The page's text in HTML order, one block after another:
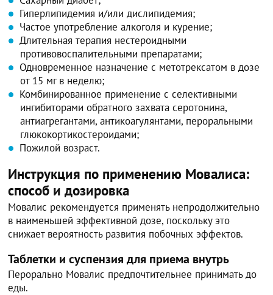
Гиперлипидемия и/или дислипидемия;
Частое употребление алкоголя и курение;
Длительная терапия нестероидными
противовоспалительными препаратами;
Одновременное назначение с метотрексатом в дозе
от 15 мг в неделю;
Комбинированное применение с селективными
ингибиторами обратного захвата серотонина,
антиагрегантами, антикоагулянтами, пероральными
глюкокортикостероидами;
Пожилой возраст.
Инструкция по применению Мовалиса:
способ и дозировка
Мовалис рекомендуется применять непродолжительно
в наименьшей эффективной дозе, поскольку это
снижает вероятность развития побочных эффектов.
Таблетки и суспензия для приема внутрь
Перорально Мовалис предпочтительнее принимать до
еды.